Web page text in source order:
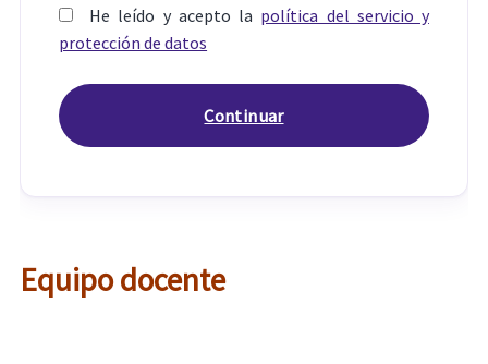
He leído y acepto la política del servicio y
protección de datos
Equipo docente